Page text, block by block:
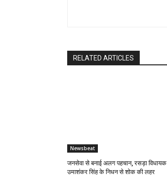
RELATED ARTICLES
Newsbeat
जनसेवा से बनाई अलग पहचान, रसड़ा विधायक
उमाशंकर सिंह के निधन से शोक की लहर